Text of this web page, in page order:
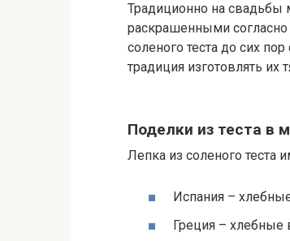
Традиционно на свадьбы
раскрашенными согласно
соленого теста до сих
традиция изготовлять их
Поделки из теста в
Лепка из соленого теста
Испания –
Греция –